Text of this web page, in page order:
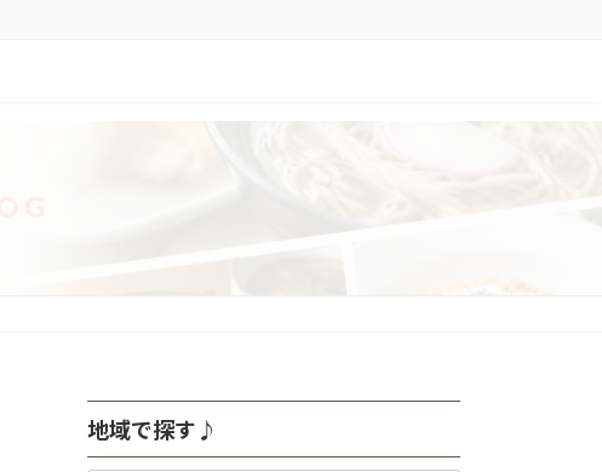
地域で探す♪